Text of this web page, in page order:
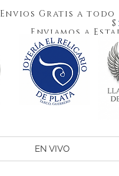
Envios Gratis a todo
$
Enviamos a
EN VIVO